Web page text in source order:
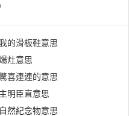
的滑板鞋意思
灶意思
喜連連的意思
主明臣直意思
自然紀念物意思